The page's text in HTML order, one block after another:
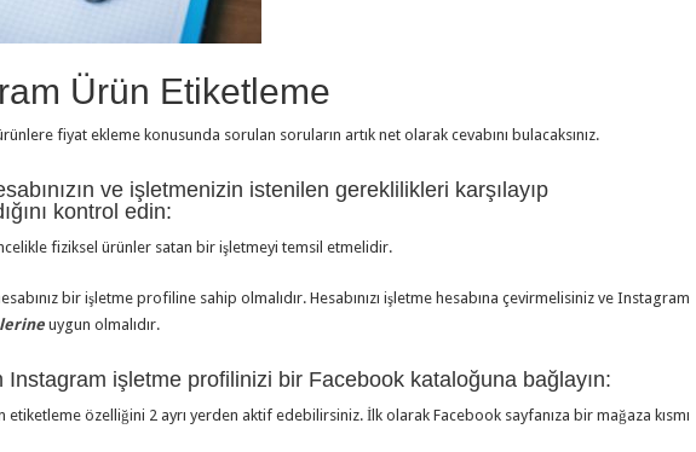
Ürün Etiketleme
fiyat ekleme konusunda sorulan soruların artık net olarak cevabını bulacaksınız.
ve işletmenizin istenilen gereklilikleri karşılayıp
kontrol edin:
fiziksel ürünler satan bir işletmeyi temsil etmelidir.
bir işletme profiline sahip olmalıdır. Hesabınızı işletme hesabına çevirmelisiniz ve Instagram
uygun olmalıdır.
Instagram işletme profilinizi bir Facebook kataloğuna bağlayın:
özelliğini 2 ayrı yerden aktif edebilirsiniz. İlk olarak Facebook sayfanıza bir mağaza kısmı